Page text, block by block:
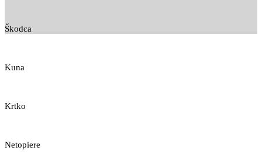
Škodca
Kuna
Krtko
Netopiere